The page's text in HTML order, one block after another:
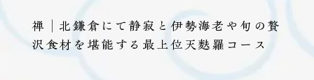
禅｜北鎌倉にて静寂と伊勢海老や旬の贅
沢食材を堪能する最上位天麩羅コース